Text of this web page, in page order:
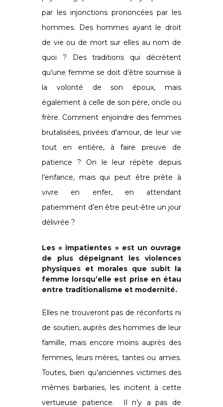
par les injonctions prononcées par les
hommes. Des hommes ayant le droit
de vie ou de mort sur elles au nom de
quoi ? Des traditions qui décrètent
qu’une femme se doit d’être soumise à
la volonté de son époux, mais
également à celle de son père, oncle ou
frère. Comment enjoindre des femmes
brutalisées, privées d’amour, de leur vie
tout en entière, à faire preuve de
patience ? On le leur répète depuis
l’enfance, mais qui peut être prête à
vivre en enfer, en attendant
patiemment d’en être peut-être un jour
délivrée ?
Les « impatientes » est un ouvrage
de plus dépeignant les violences
physiques et morales que subit la
femme lorsqu’elle est prise en étau
entre traditionalisme et modernité.
Elles ne trouveront pas de réconforts ni
de soutien, auprès des hommes de leur
famille, mais encore moins auprès des
femmes, leurs mères, tantes ou amies.
Toutes, bien qu’anciennes victimes des
mêmes barbaries, les incitent à cette
vertueuse patience. Il n’y a pas de